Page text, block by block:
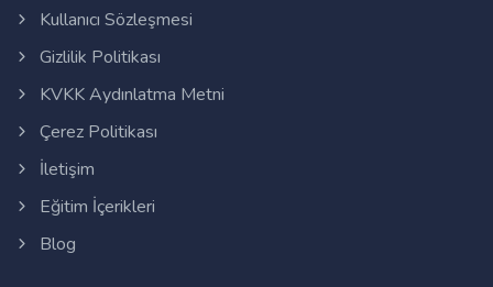
Kullanıcı Sözleşmesi
Gizlilik Politikası
KVKK Aydınlatma Metni
Çerez Politikası
İletişim
Eğitim İçerikleri
Blog